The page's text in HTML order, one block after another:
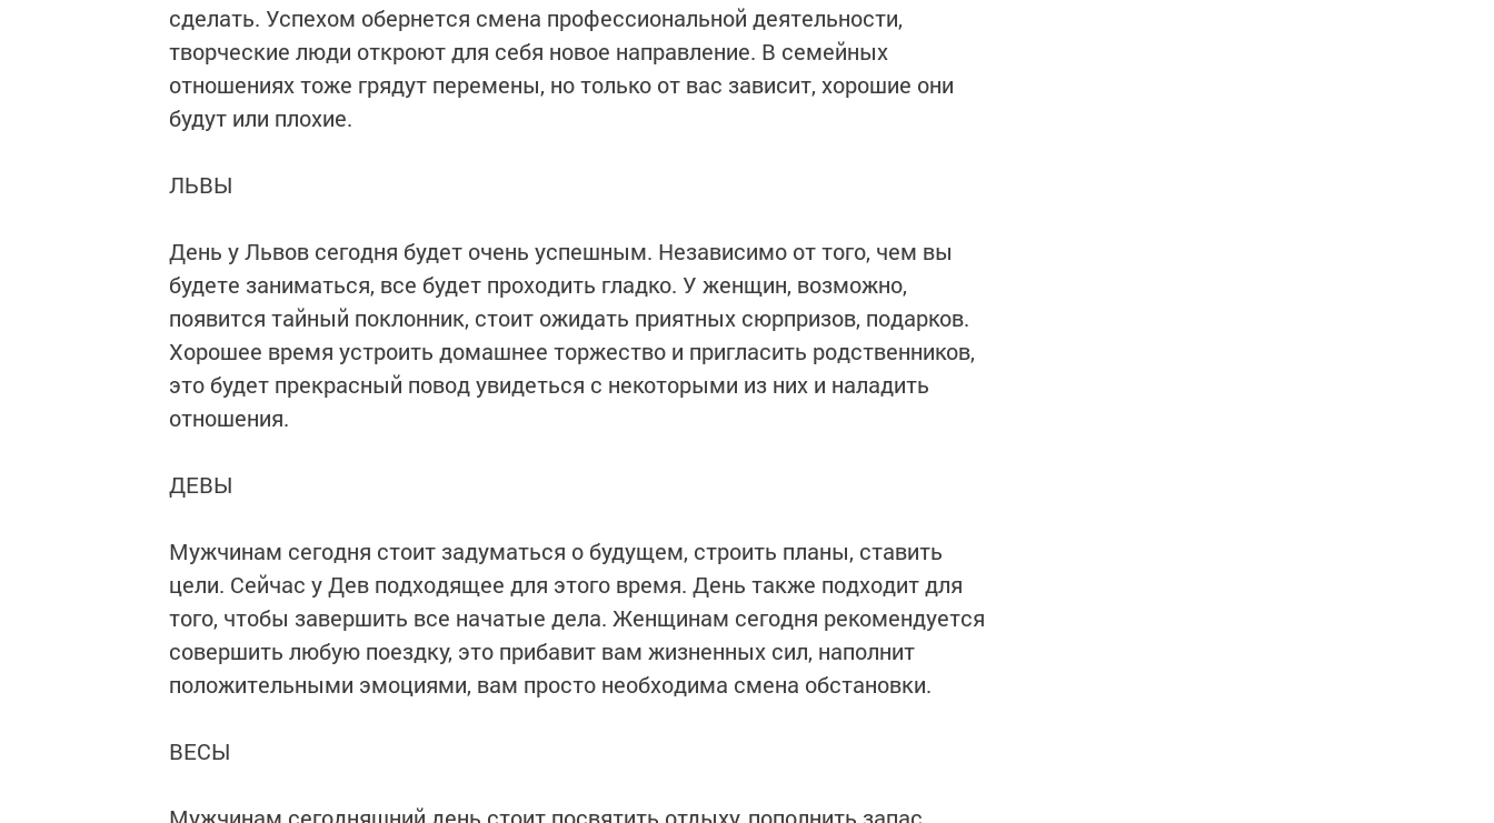
сделать. Успехом обернется смена профессиональной деятельности,
творческие люди откроют для себя новое направление. В семейных
отношениях тоже грядут перемены, но только от вас зависит, хорошие они
будут или плохие.
ЛЬВЫ
День у Львов сегодня будет очень успешным. Независимо от того, чем вы
будете заниматься, все будет проходить гладко. У женщин, возможно,
появится тайный поклонник, стоит ожидать приятных сюрпризов, подарков.
Хорошее время устроить домашнее торжество и пригласить родственников,
это будет прекрасный повод увидеться с некоторыми из них и наладить
отношения.
ДЕВЫ
Мужчинам сегодня стоит задуматься о будущем, строить планы, ставить
цели. Сейчас у Дев подходящее для этого время. День также подходит для
того, чтобы завершить все начатые дела. Женщинам сегодня рекомендуется
совершить любую поездку, это прибавит вам жизненных сил, наполнит
положительными эмоциями, вам просто необходима смена обстановки.
ВЕСЫ